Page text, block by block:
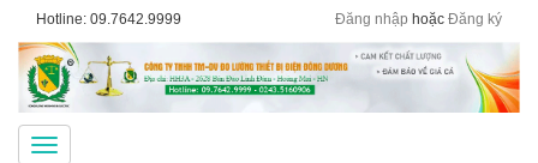
Hotline: 09.7642.9999 Đăng nhập hoặc Đăng ký
Menu